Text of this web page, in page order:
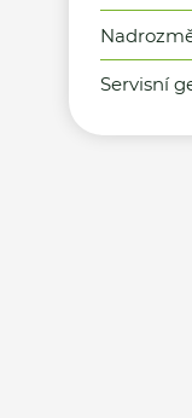
Servisní